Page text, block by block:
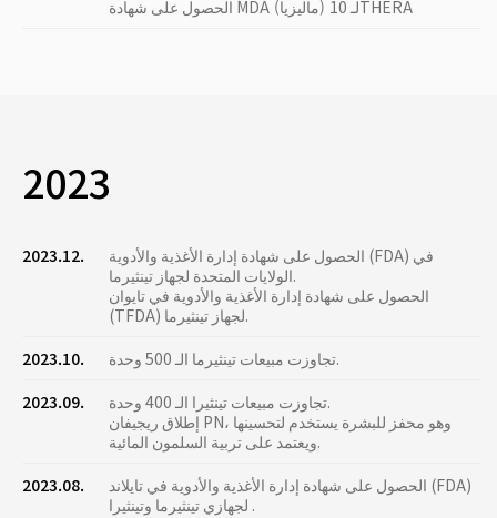
الحصول على شهادة MDA (ماليزيا) لـ 10THERA
2023
2023.12.
الحصول على شهادة إدارة الأغذية والأدوية (FDA) في
الولايات المتحدة لجهاز تينثيرما.
الحصول على شهادة إدارة الأغذية والأدوية في تايوان
(TFDA) لجهاز تينثيرما.
2023.10.
تجاوزت مبيعات تينثيرما الـ 500 وحدة.
2023.09.
تجاوزت مبيعات تينثيرا الـ 400 وحدة.
إطلاق ريجيفان PN، وهو محفز للبشرة يستخدم لتحسينها
ويعتمد على تربية السلمون المائية.
2023.08.
الحصول على شهادة إدارة الأغذية والأدوية في تايلاند (FDA)
لجهازي تينثيرما وتينثيرا .